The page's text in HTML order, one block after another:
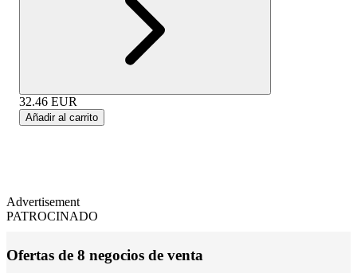
32.46 EUR
Añadir al carrito
Advertisement
PATROCINADO
Ofertas de 8 negocios de venta